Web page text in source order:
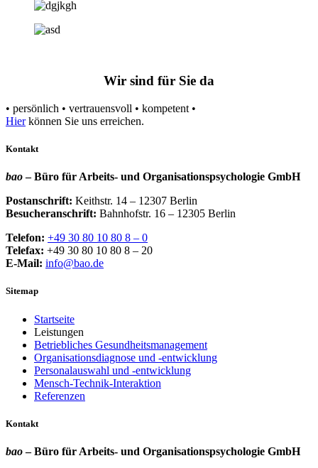
Wir sind für Sie da
• persönlich • vertrauensvoll • kompetent •
Hierkönnen Sie uns erreichen.
Kontakt
bao– Büro für Arbeits- und Organisationspsychologie GmbH
Postanschrift: Keithstr. 14 – 12307 Berlin
Besucheranschrift: Bahnhofstr. 16 – 12305 Berlin
Telefon: +49 30 80 10 80 8 – 0
Telefax: +49 30 80 10 80 8 – 20
E-Mail: info@bao.de
Sitemap
Startseite
Leistungen
Betriebliches Gesundheitsmanagement
Organisationsdiagnose und -entwicklung
Personalauswahl und -entwicklung
Mensch-Technik-Interaktion
Referenzen
Kontakt
bao– Büro für Arbeits- und Organisationspsychologie GmbH